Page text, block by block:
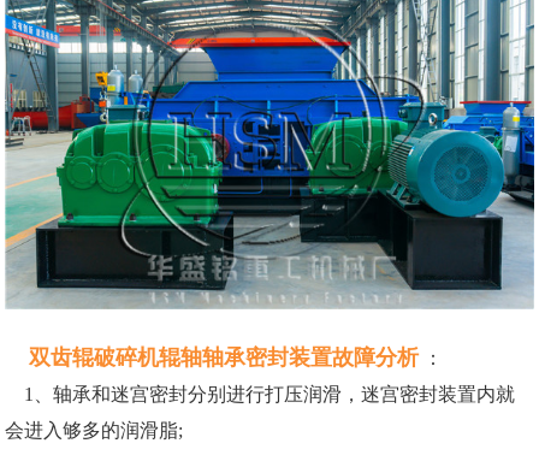
双齿辊破碎机辊轴轴承密封装置故障分析
：
1、轴承和迷宫密封分别进行打压润滑，迷宫密封装置内就
会进入够多的润滑脂;